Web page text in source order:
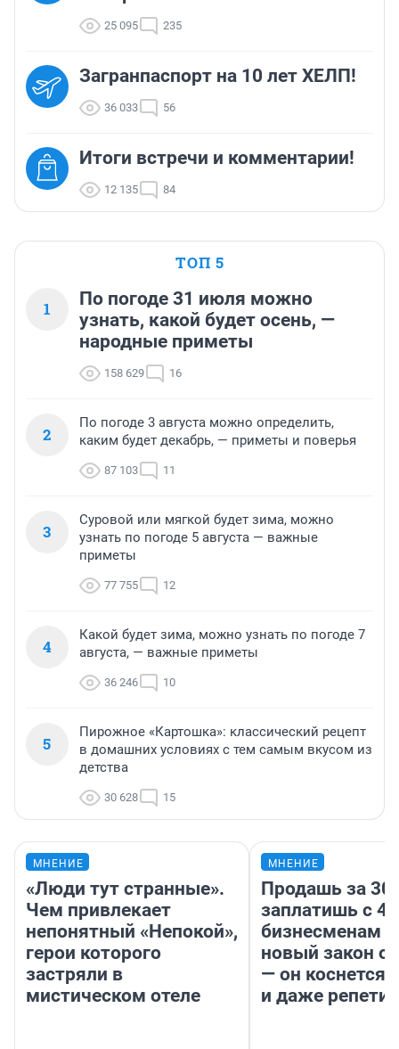
25 095 235
Загранпаспорт на 10 лет ХЕЛП!
36 033 56
Итоги встречи и комментарии!
12 135 84
ТОП 5
1
По погоде 31 июля можно
узнать, какой будет осень, —
народные приметы
158 629 16
2
По погоде 3 августа можно определить,
каким будет декабрь, — приметы и поверья
87 103 11
3
Суровой или мягкой будет зима, можно
узнать по погоде 5 августа — важные
приметы
77 755 12
4
Какой будет зима, можно узнать по погоде 7
августа, — важные приметы
36 246 10
5
Пирожное «Картошка»: классический рецепт
в домашних условиях с тем самым вкусом из
детства
30 628 15
МНЕНИЕ
«Люди тут странные».
Чем привлекает
непонятный «Непокой»,
герои которого
застряли в
мистическом отеле
МНЕНИЕ
Продашь за
заплатишь с
бизнесменам
новый закон о
— он коснется
и даже